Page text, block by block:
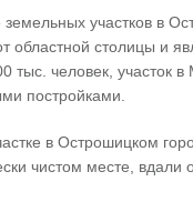
земельных участков в
областной столицы и
тыс. человек, участок
постройками.
в Острошицком
чистом месте,